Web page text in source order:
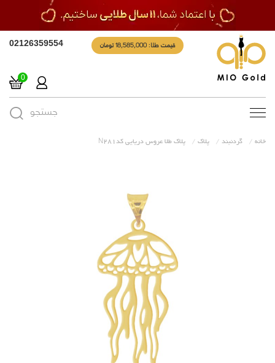
قیمت طلا: 18,585,000 تومان 02126359554
0
Toggle جستجو
خانه گردنبند پلاک پلاک طلا عروس دریایی کدN281